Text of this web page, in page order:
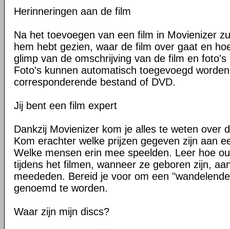
Herinneringen aan de film
Na het toevoegen van een film in Movienizer
hem hebt gezien, waar de film over gaat en
glimp van de omschrijving van de film en
Foto's kunnen automatisch toegevoegd
corresponderende bestand of DVD.
Jij bent een film expert
Dankzij Movienizer kom je alles te weten over
Kom erachter welke prijzen gegeven zijn aan
Welke mensen erin mee speelden. Leer hoe
tijdens het filmen, wanneer ze geboren zijn,
meededen. Bereid je voor om een
genoemd te worden.
Waar zijn mijn discs?